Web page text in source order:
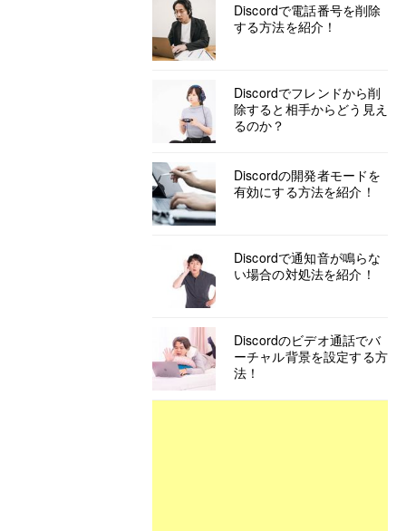
Discordで電話番号を削除
する方法を紹介！
Discordでフレンドから削
除すると相手からどう見え
るのか？
Discordの開発者モードを
有効にする方法を紹介！
Discordで通知音が鳴らな
い場合の対処法を紹介！
Discordのビデオ通話でバ
ーチャル背景を設定する方
法！